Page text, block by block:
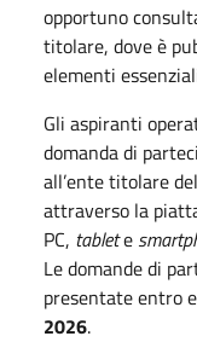
opportuno
titolare, dove è
elementi
Gli aspiranti
domanda di
all’ente titolare
attraverso la
PC, tablete
Le domande di
presentate entro
2026.